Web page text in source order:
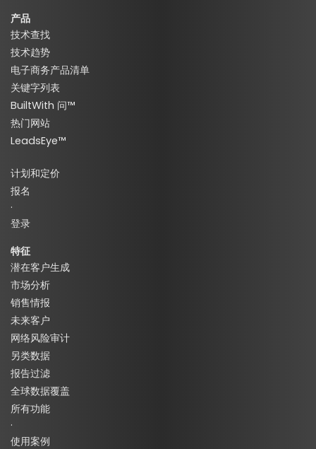
产品
技术查找
技术趋势
电子商务产品清单
关键字列表
BuiltWith 问™
热门网站
LeadsEye™
计划和定价
报名
·
登录
特征
潜在客户生成
市场分析
销售情报
未来客户
网络风险审计
另类数据
报告过滤
全球数据覆盖
所有功能
·
使用案例